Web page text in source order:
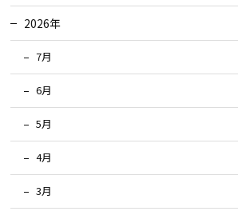
2026年
7月
6月
5月
4月
3月